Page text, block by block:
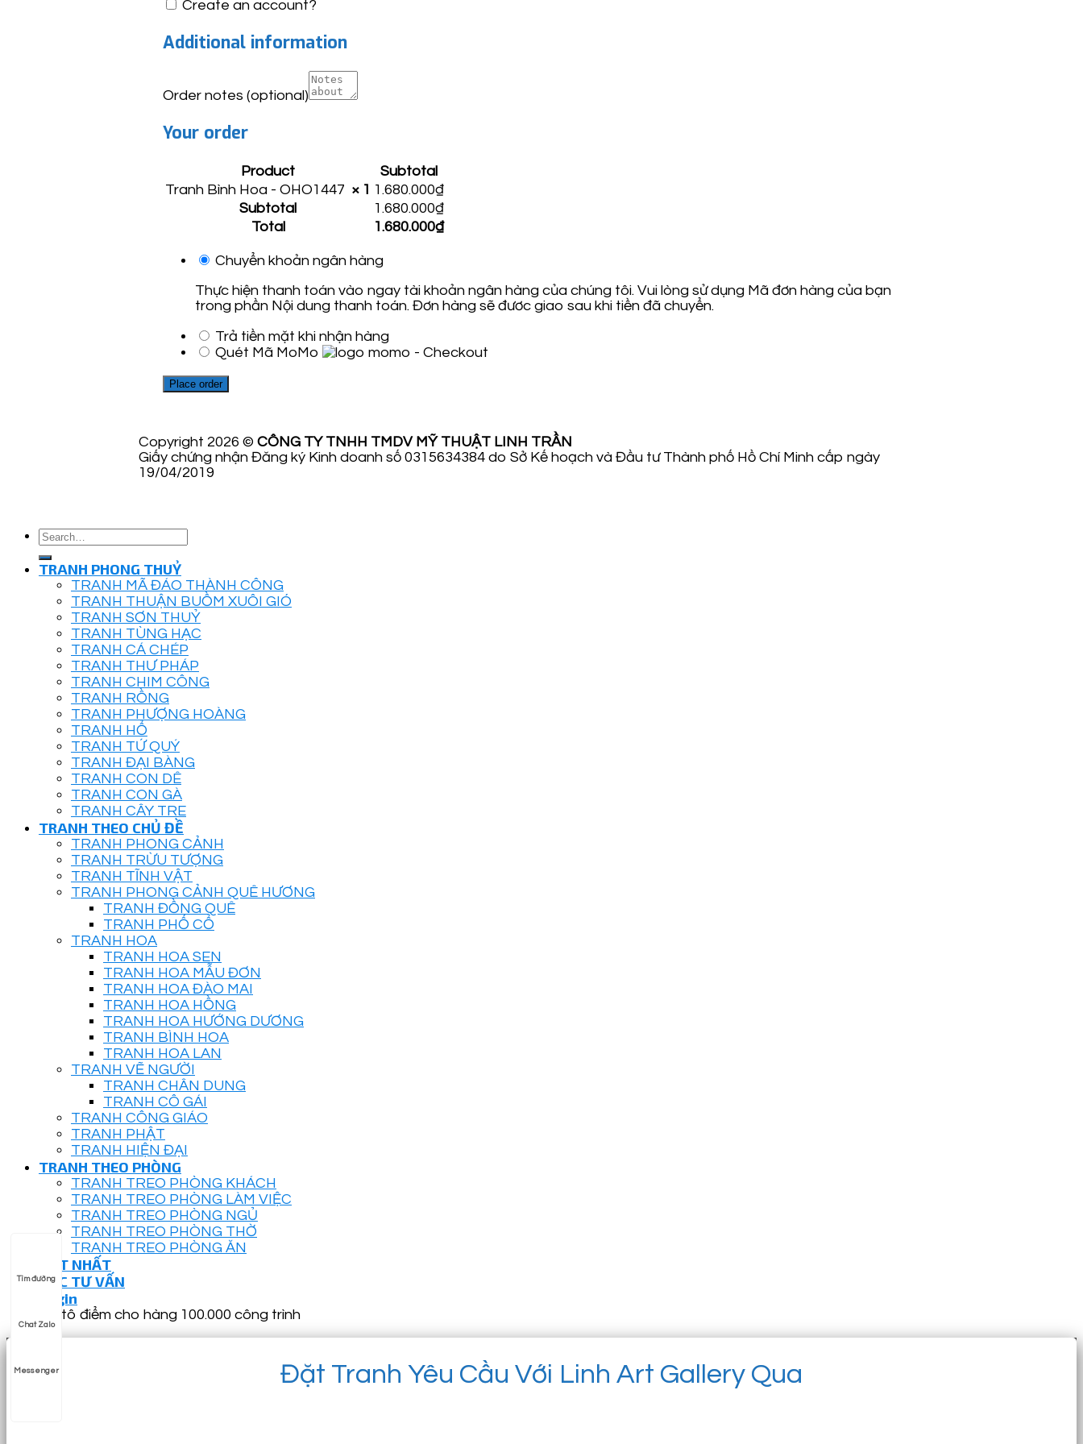
Create an account?
Additional information
Order notes (optional)
Your order
Product
Subtotal
Tranh Bình Hoa - OHO1447 × 1 1.680.000₫
Subtotal
1.680.000₫
Total
1.680.000₫
Chuyển khoản ngân hàng
Thực hiện thanh toán vào ngay tài khoản ngân hàng của chúng tôi. Vui lòng sử dụng Mã đơn hàng của bạn
trong phần Nội dung thanh toán. Đơn hàng sẽ đươc giao sau khi tiền đã chuyển.
Trả tiền mặt khi nhận hàng
Quét Mã MoMo
Place order
Copyright 2026 © CÔNG TY TNHH TMDV MỸ THUẬT LINH TRẦN
Giấy chứng nhận Đăng ký Kinh doanh số 0315634384 do Sở Kế hoạch và Đầu tư Thành phố Hồ Chí Minh cấp ngày
19/04/2019
Search
TRANH PHONG THUỶ
TRANH MÃ ĐÁO THÀNH CÔNG
TRANH THUẬN BUỒM XUÔI GIÓ
TRANH SƠN THUỶ
TRANH TÙNG HẠC
TRANH CÁ CHÉP
TRANH THƯ PHÁP
TRANH CHIM CÔNG
TRANH RỒNG
TRANH PHƯỢNG HOÀNG
TRANH HỔ
TRANH TỨ QUÝ
TRANH ĐẠI BÀNG
TRANH CON DÊ
TRANH CON GÀ
TRANH CÂY TRE
TRANH THEO CHỦ ĐỀ
TRANH PHONG CẢNH
TRANH TRỪU TƯỢNG
TRANH TĨNH VẬT
TRANH PHONG CẢNH QUÊ HƯƠNG
TRANH ĐỒNG QUÊ
TRANH PHỐ CỔ
TRANH HOA
TRANH HOA SEN
TRANH HOA MẪU ĐƠN
TRANH HOA ĐÀO MAI
TRANH HOA HỒNG
TRANH HOA HƯỚNG DƯƠNG
TRANH BÌNH HOA
TRANH HOA LAN
TRANH VẼ NGƯỜI
TRANH CHÂN DUNG
TRANH CÔ GÁI
TRANH CÔNG GIÁO
TRANH PHẬT
TRANH HIỆN ĐẠI
TRANH THEO PHÒNG
TRANH TREO PHÒNG KHÁCH
TRANH TREO PHÒNG LÀM VIỆC
TRANH TREO PHÒNG NGỦ
TRANH TREO PHÒNG THỜ
TRANH TREO PHÒNG ĂN
HOT NHẤT
GÓC TƯ VẤN
Login
Đã tô điểm cho hàng 100.000 công trình
Đặt Tranh Yêu Cầu Với Linh Art Gallery Qua
Tìm đường
Chat Zalo
Messenger